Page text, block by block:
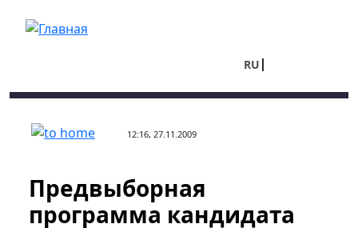
RU
12:16, 27.11.2009
Предвыборная
программа кандидата